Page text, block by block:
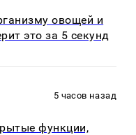
овощей и
это за 5 секунд
5 часов назад
функции,